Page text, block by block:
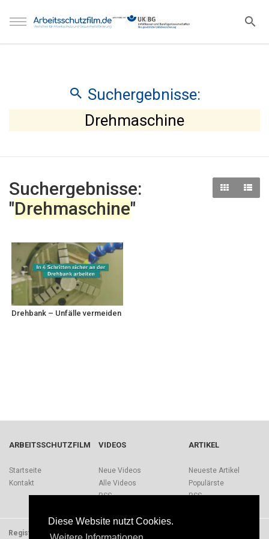
Diese Website nutzt Cookies.
Suchergebnisse:
Drehmaschine
Suchergebnisse:
"Drehmaschine"
Drehbank – Unfälle vermeiden
ARBEITSSCHUTZFILM
Startseite
Kontakt
VIDEOS
Neue Videos
Alle Videos
RSS
ARTIKEL
Neueste Artikel
Populärste
RSS
Registrieren Impressum Quellen